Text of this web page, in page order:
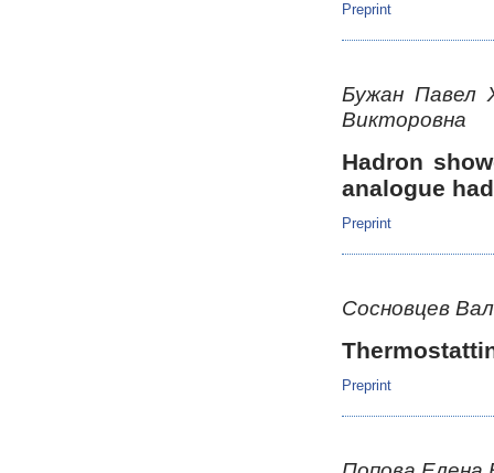
Preprint
Бужан Павел
Викторовна
Hadron
analogue
Preprint
Сосновцев
Preprint